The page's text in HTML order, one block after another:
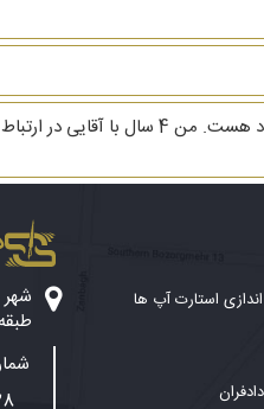
با سلام. وقت بخیر. سوال بنده راجع به پخش و
استارت آپ ها